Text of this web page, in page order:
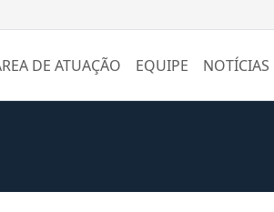
DE ATUAÇÃO EQUIPE NOTÍCIAS